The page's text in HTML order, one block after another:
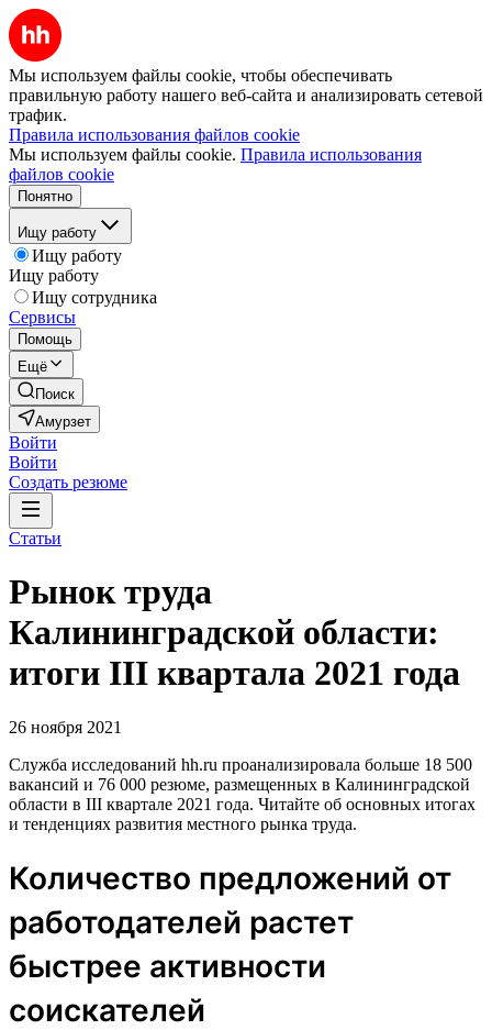
Мы используем файлы cookie, чтобы обеспечивать
правильную работу нашего веб-сайта и анализировать сетевой
трафик.
Правила использования файлов cookie
Мы используем файлы cookie. Правила использования
файлов cookie
Понятно
Ищу работу
Ищу работу
Ищу работу
Ищу сотрудника
Сервисы
Помощь
Ещё
Поиск
Амурзет
Войти
Войти
Создать резюме
Статьи
Рынок труда
Калининградской области:
итоги III квартала 2021 года
26 ноября 2021
Служба исследований hh.ru проанализировала больше 18 500
вакансий и 76 000 резюме, размещенных в Калининградской
области в III квартале 2021 года. Читайте об основных итогах
и тенденциях развития местного рынка труда.
Количество предложений от
работодателей растет
быстрее активности
соискателей